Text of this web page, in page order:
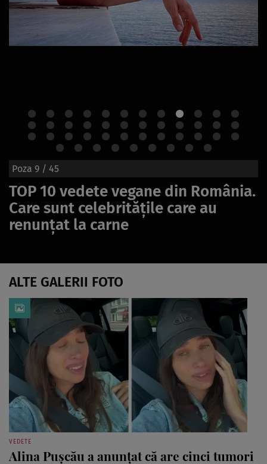
Poza 9 / 45
TOP 10 vedete vegane din România.
Care sunt celebritățile care au
renunțat la carne
ALTE GALERII FOTO
VEDETE
Alina Pușcău a anunțat că are cinci tumori